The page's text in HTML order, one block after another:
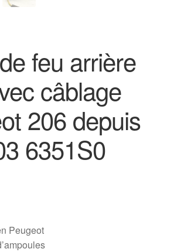
feu arrière
câblage
206 depuis
6351S0
Peugeot